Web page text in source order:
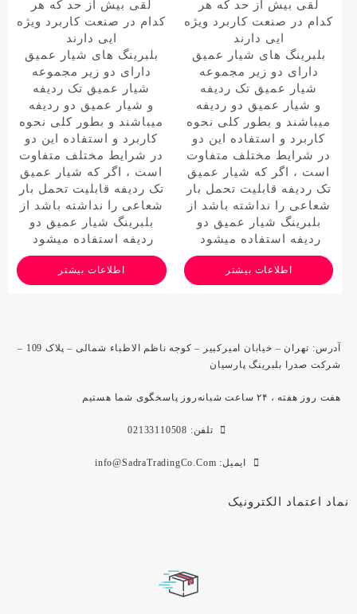
لقی بیش از حد که هر
کدام در صنعت کاربرد ویژه
ایی دارند
بلبرینگ های شیار عمیق
دارای دو زیر مجموعه
شیار عمیق تک ردیفه
و شیار عمیق دو ردیفه
میباشند و بطور کلی نحوه
کاربرد و استفاده این دو
در شرایط مختلف متفاوت
است ، اگر که شیار عمیق
تک ردیفه قابلیت تحمل بار
شعاعی را نداشته باشد از
بلبرینگ شیار عمیق دو
ردیفه استفاده میشود
اطلاعات بیشتر
لقی بیش از حد که هر
کدام در صنعت کاربرد ویژه
ایی دارند
بلبرینگ های شیار عمیق
دارای دو زیر مجموعه
شیار عمیق تک ردیفه
و شیار عمیق دو ردیفه
میباشند و بطور کلی نحوه
کاربرد و استفاده این دو
در شرایط مختلف متفاوت
است ، اگر که شیار عمیق
تک ردیفه قابلیت تحمل بار
شعاعی را نداشته باشد از
بلبرینگ شیار عمیق دو
ردیفه استفاده میشود
اطلاعات بیشتر
آدرس: تهران – خیابان امیرکبیر – کوجه ناظم الاطباء شمالی – پلاک 109 –
شرکت صدرا بلبرینگ پارسیان
هفت روز هفته ، ۲۴ ساعت شبانه‌روز پاسخگوی شما هستیم
تلفن: 02133110508
ایمیل: info@SadraTradingCo.Com
نماد اعتماد الکترونیک